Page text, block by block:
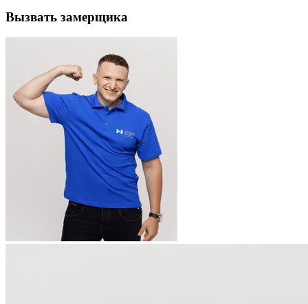
Вызвать замерщика